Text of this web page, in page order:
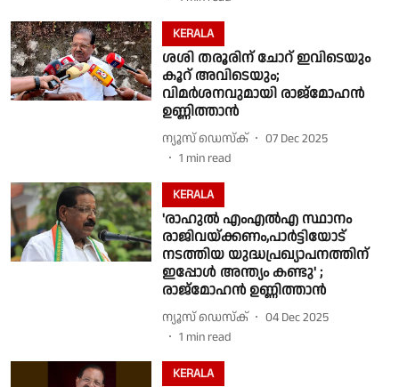
KERALA
ശശി തരൂരിന് ചോറ് ഇവിടെയും
കൂറ് അവിടെയും;
വിമർശനവുമായി രാജ്മോഹൻ
ഉണ്ണിത്താൻ
ന്യൂസ് ഡെസ്ക്
07 Dec 2025
1 min read
KERALA
'രാഹുൽ എംഎൽഎ സ്ഥാനം
രാജിവയ്ക്കണം,പാർട്ടിയോട്
നടത്തിയ യുദ്ധപ്രഖ്യാപനത്തിന്
ഇപ്പോൾ അന്ത്യം കണ്ടു' ;
രാജ്മോഹൻ ഉണ്ണിത്താൻ
ന്യൂസ് ഡെസ്ക്
04 Dec 2025
1 min read
KERALA